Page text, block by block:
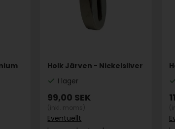
Holk Järven - Nickelsilver
I lager
99,00 SEK
Eventuellt